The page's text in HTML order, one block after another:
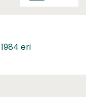
eri